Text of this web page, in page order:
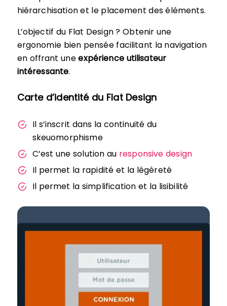
hiérarchisation et le placement des éléments.
L’objectif du Flat Design ? Obtenir une
ergonomie bien pensée facilitant la navigation
en offrant uneexpérience utilisateur
intéressante.
Carte d’identité du Flat Design
Il s’inscrit dans la continuité du
skeuomorphisme
C’est une solution au responsive design
Il permet la rapidité et la légèreté
Il permet la simplification et la lisibilité